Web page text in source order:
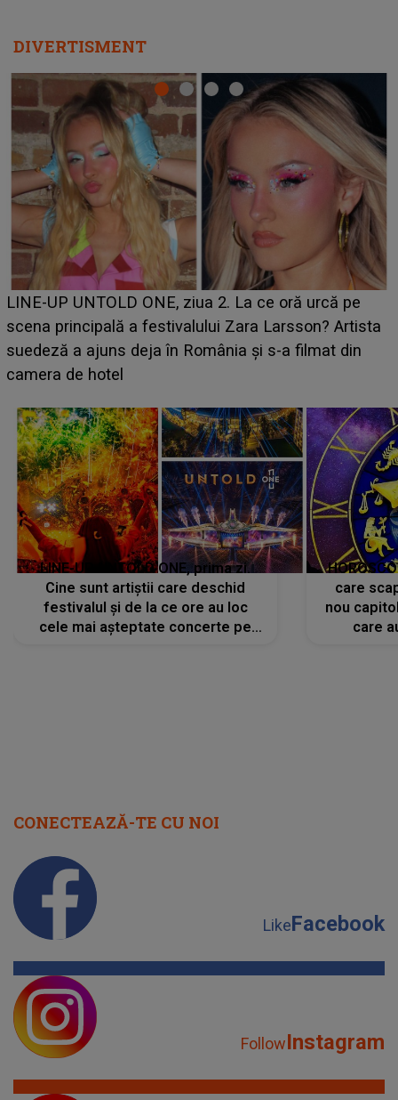
DIVERTISMENT
Ce a dezvăluit noua concurentă din "Casa Iubirii" l-a
luat prin surprindere pe Emanuel. CINE ESTE
BĂIATUL VIZAT de Alexandra?! Aflându-se în fața
faptului împlinit, A RECUNOSCUT IMEDIAT: "Am
LINE-UP UNTOLD ONE, prima zi.
Cine sunt artiștii care deschid
festivalul și de la ce ore au loc
cele mai așteptate concerte pe
care
nou
care
CONECTEAZĂ-TE CU NOI
LikeFacebook
FollowInstagram